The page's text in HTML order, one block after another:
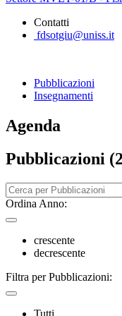
Contatti
fdsotgiu@uniss.it
Pubblicazioni
Insegnamenti
Agenda
Pubblicazioni
Ordina Anno:
crescente
decrescente
Filtra per Pubblicazioni:
Tutti